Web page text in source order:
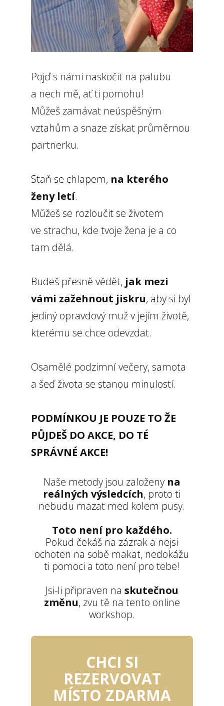
Pojď s námi naskočit na palubu
a nech mě, ať ti pomohu!
Můžeš zamávat neúspěšným
vztahům a snaze získat průměrnou
partnerku.
Staň se chlapem, na kterého
ženy letí.
Můžeš se rozloučit se životem
ve strachu, kde tvoje žena je a co
tam dělá.
Budeš přesně vědět, jak mezi
vámi zažehnout jiskru, aby si byl
jediný opravdový muž v jejím životě,
kterému se chce odevzdat.
Osamělé podzimní večery, samota
a šeď života se stanou minulostí.
PODMÍNKOU JE POUZE TO ŽE
PŮJDEŠ DO AKCE, DO TÉ
SPRÁVNÉ AKCE!
Naše metody jsou založeny na
reálných výsledcích, proto ti
nebudu mazat med kolem pusy.
Toto není pro každého.
Pokud čekáš na zázrak a nejsi
ochoten na sobě makat, nedokážu
ti pomoci a toto není pro tebe!
Jsi-li připraven na skutečnou
změnu, zvu tě na tento online
workshop.
CHCI SI
REZERVOVAT
MÍSTO ZDARMA